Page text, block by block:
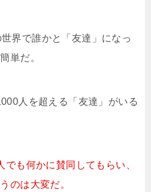
界で誰かと「友達」になっ
単だ。
人を超える「友達」がいる
でも何かに賛同してもらい、
のは大変だ。